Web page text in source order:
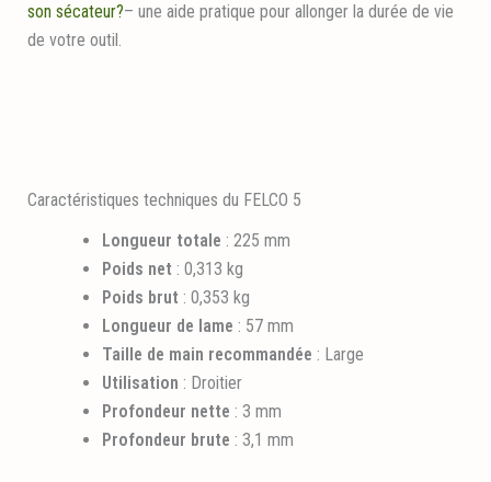
son sécateur?– une aide pratique pour allonger la durée de vie
de votre outil.
Caractéristiques techniques du FELCO 5
Longueur totale : 225 mm
Poids net : 0,313 kg
Poids brut : 0,353 kg
Longueur de lame : 57 mm
Taille de main recommandée : Large
Utilisation : Droitier
Profondeur nette : 3 mm
Profondeur brute : 3,1 mm